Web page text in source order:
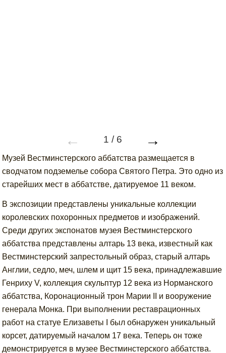
← 1 / 6 →
Музей Вестминстерского аббатства размещается в
сводчатом подземелье собора Святого Петра. Это одно из
старейших мест в аббатстве, датируемое 11 веком.
В экспозиции представлены уникальные коллекции
королевских похоронных предметов и изображений.
Среди других экспонатов музея Вестминстерского
аббатства представлены алтарь 13 века, известный как
Вестминстерский запрестольный образ, старый алтарь
Англии, седло, меч, шлем и щит 15 века, принадлежавшие
Генриху V, коллекция скульптур 12 века из Норманского
аббатства, Коронационный трон Марии II и вооружение
генерала Монка. При выполнении реставрационных
работ на статуе Елизаветы I был обнаружен уникальный
корсет, датируемый началом 17 века. Теперь он тоже
демонстрируется в музее Вестминстерского аббатства.